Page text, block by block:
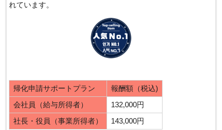
れています。
帰化申請サポートプラン 報酬額（税込)
会社員（給与所得者） 132,000円
社長・役員（事業所得者） 143,000円